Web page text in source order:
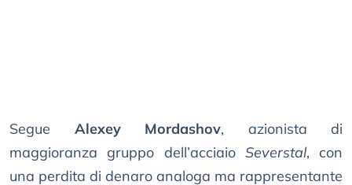
Segue Alexey Mordashov, azionista di
maggioranza gruppo dell’acciaio Severstal, con
una perdita di denaro analoga ma rappresentante